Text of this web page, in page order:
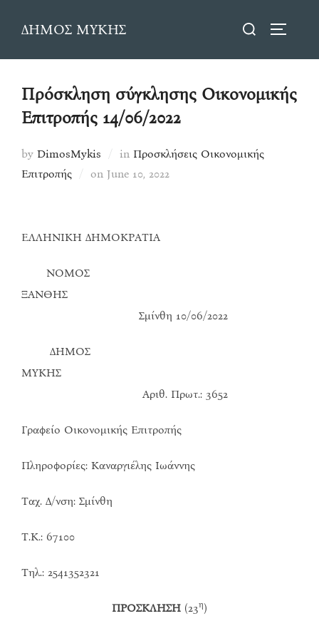
ΔΗΜΟΣ ΜΥΚΗΣ
Search
Πρόσκληση σύγκλησης Οικονομικής
Επιτροπής 14/06/2022
by DimosMykis in Προσκλήσεις Οικονομικής
Επιτροπής
on Posted
June 10, 2022
ΕΛΛΗΝΙΚΗ ΔΗΜΟΚΡΑΤΙΑ
ΝΟΜΟΣ
ΞΑΝΘΗΣ
Σμίνθη 10/06/2022
ΔΗΜΟΣ
ΜΥΚΗΣ
Αριθ. Πρωτ.: 3652
Γραφείο Οικονομικής Επιτροπής
Πληροφορίες: Καναργιέλης Ιωάννης
Ταχ. Δ/νση: Σμίνθη
Τ.Κ.: 67100
Τηλ.: 2541352321
ΠΡΟΣΚΛΗΣΗ (23η)